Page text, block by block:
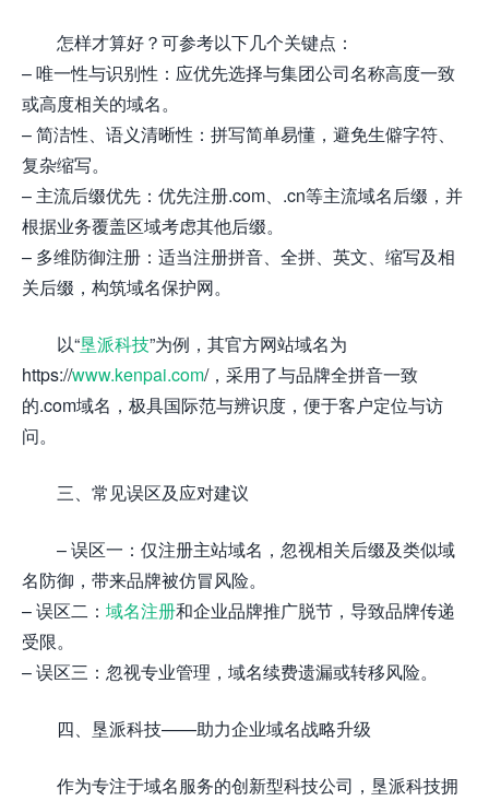
怎样才算好？可参考以下几个关键点：
– 唯一性与识别性：应优先选择与集团公司名称高度一致
或高度相关的域名。
– 简洁性、语义清晰性：拼写简单易懂，避免生僻字符、
复杂缩写。
– 主流后缀优先：优先注册.com、.cn等主流域名后缀，并
根据业务覆盖区域考虑其他后缀。
– 多维防御注册：适当注册拼音、全拼、英文、缩写及相
关后缀，构筑域名保护网。
以“垦派科技”为例，其官方网站域名为
https://www.kenpai.com/，采用了与品牌全拼音一致
的.com域名，极具国际范与辨识度，便于客户定位与访
问。
三、常见误区及应对建议
– 误区一：仅注册主站域名，忽视相关后缀及类似域
名防御，带来品牌被仿冒风险。
– 误区二： 域名注册和企业品牌推广脱节，导致品牌传递
受限。
– 误区三：忽视专业管理，域名续费遗漏或转移风险。
四、垦派科技——助力企业域名战略升级
作为专注于域名服务的创新型科技公司，垦派科技拥